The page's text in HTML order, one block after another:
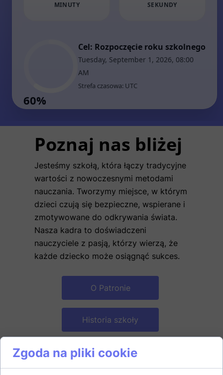
Jesteśmy szkołą, która łączy tradycyjne
wartości z nowoczesnymi metodami
nauczania. Tworzymy miejsce, w którym
dzieci czują się bezpieczne, wspierane i
zmotywowane do odkrywania świata.
Nasza kadra to doświadczeni
nauczyciele z pasją, którzy wierzą, że
każde dziecko może osiągnąć sukces.
O Patronie
Historia szkoły
Poznaj nas bliżej
Zgoda na pliki cookie